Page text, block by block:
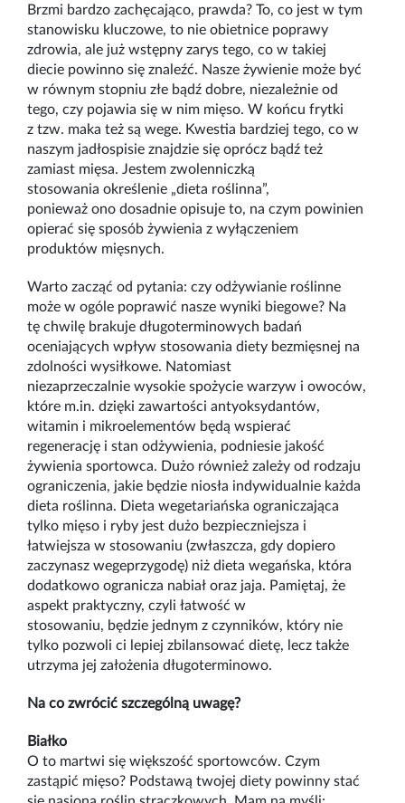
Brzmi bardzo zachęcająco, prawda? To, co jest w tym
stanowisku kluczowe, to nie obietnice poprawy
zdrowia, ale już wstępny zarys tego, co w takiej
diecie powinno się znaleźć. Nasze żywienie może być
w równym stopniu złe bądź dobre, niezależnie od
tego, czy pojawia się w nim mięso. W końcu frytki
z tzw. maka też są wege. Kwestia bardziej tego, co w
naszym jadłospisie znajdzie się oprócz bądź też
zamiast mięsa. Jestem zwolenniczką
stosowania określenie „dieta roślinna”,
ponieważ ono dosadnie opisuje to, na czym powinien
opierać się sposób żywienia z wyłączeniem
produktów mięsnych.
Warto zacząć od pytania: czy odżywianie roślinne
może w ogóle poprawić nasze wyniki biegowe? Na
tę chwilę brakuje długoterminowych badań
oceniających wpływ stosowania diety bezmięsnej na
zdolności wysiłkowe. Natomiast
niezaprzeczalnie wysokie spożycie warzyw i owoców,
które m.in. dzięki zawartości antyoksydantów,
witamin i mikroelementów będą wspierać
regenerację i stan odżywienia, podniesie jakość
żywienia sportowca. Dużo również zależy od rodzaju
ograniczenia, jakie będzie niosła indywidualnie każda
dieta roślinna. Dieta wegetariańska ograniczająca
tylko mięso i ryby jest dużo bezpieczniejsza i
łatwiejsza w stosowaniu (zwłaszcza, gdy dopiero
zaczynasz wegeprzygodę) niż dieta wegańska, która
dodatkowo ogranicza nabiał oraz jaja. Pamiętaj, że
aspekt praktyczny, czyli łatwość w
stosowaniu, będzie jednym z czynników, który nie
tylko pozwoli ci lepiej zbilansować dietę, lecz także
utrzyma jej założenia długoterminowo.
Na co zwrócić szczególną uwagę?
Białko
O to martwi się większość sportowców. Czym
zastąpić mięso? Podstawą twojej diety powinny stać